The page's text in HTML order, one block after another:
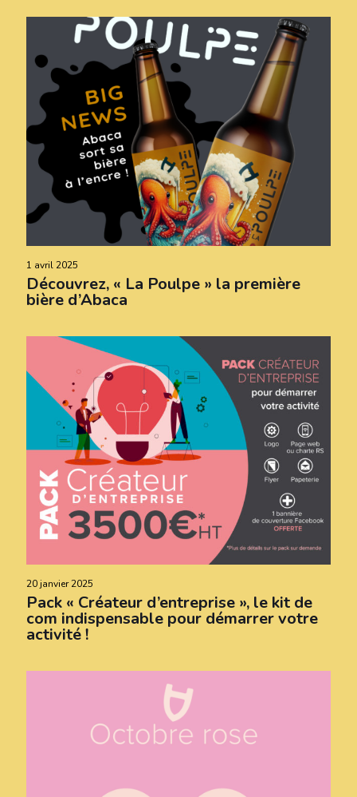
1 avril 2025
Découvrez, « La Poulpe » la première
bière d’Abaca
20 janvier 2025
Pack « Créateur d’entreprise », le kit de
com indispensable pour démarrer votre
activité !